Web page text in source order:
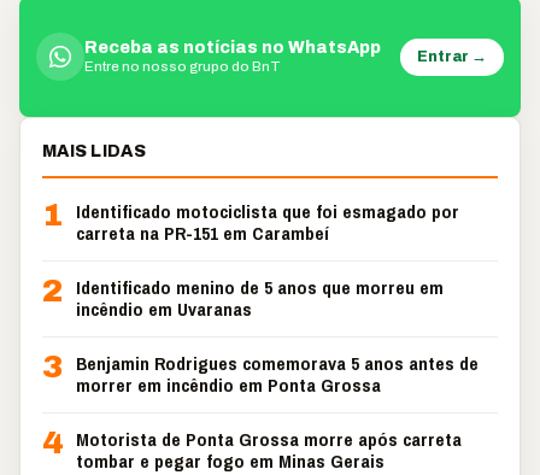
Receba as notícias no WhatsApp
Entre no nosso grupo do BnT
Entrar →
MAIS LIDAS
1
Identificado motociclista que foi esmagado por
carreta na PR-151 em Carambeí
2
Identificado menino de 5 anos que morreu em
incêndio em Uvaranas
3 Benjamin Rodrigues comemorava 5 anos antes de
morrer em incêndio em Ponta Grossa
4 Motorista de Ponta Grossa morre após carreta
tombar e pegar fogo em Minas Gerais